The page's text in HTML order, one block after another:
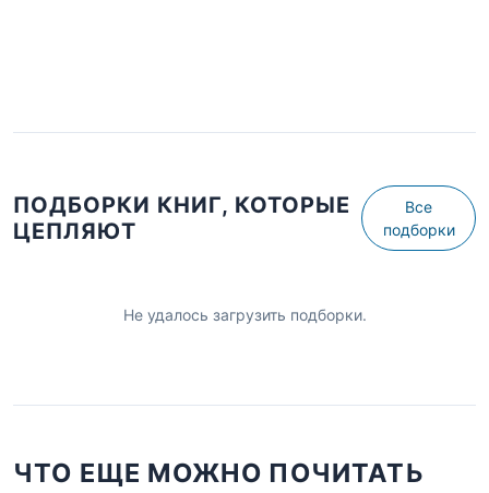
ПОДБОРКИ КНИГ, КОТОРЫЕ
ЦЕПЛЯЮТ
Все
подборки
Не удалось загрузить подборки.
ЧТО ЕЩЕ МОЖНО ПОЧИТАТЬ